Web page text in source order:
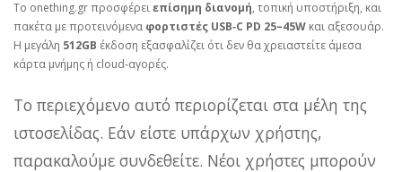
Το onething.gr προσφέρειεπίσημη διανομή, τοπική υποστήριξη, και
πακέτα με προτεινόμενα φορτιστές USB‑C PD 25–45W και αξεσουάρ.
Η μεγάλη 512GB έκδοση εξασφαλίζει ότι δεν θα χρειαστείτε άμεσα
κάρτα μνήμης ή cloud‑αγορές.
Το περιεχόμενο αυτό περιορίζεται στα μέλη της
ιστοσελίδας. Εάν είστε υπάρχων χρήστης,
παρακαλούμε συνδεθείτε. Νέοι χρήστες μπορούν